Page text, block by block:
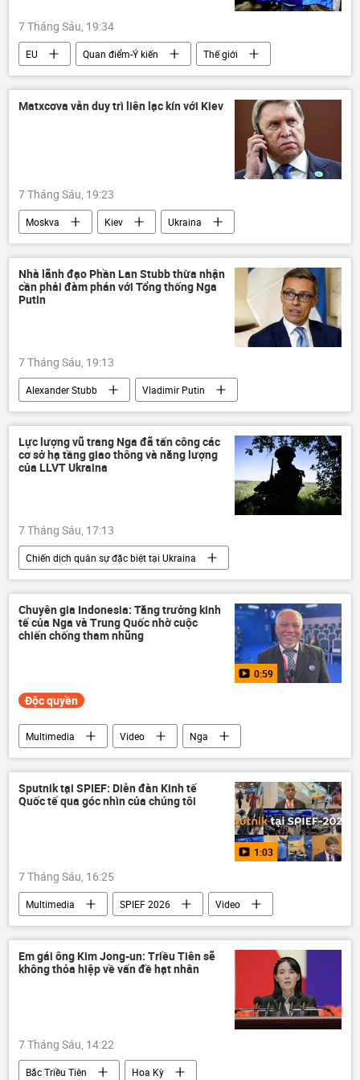
7 Tháng Sáu, 19:34
EU Quan điểm-Ý kiến
Thế giới
Kinh tế
Thụy Điển
Thụy Sĩ
phương Tây
Matxcơva vẫn duy trì liên lạc kín với Kiev
7 Tháng Sáu, 19:23
Moskva Kiev
Ukraina
Nga
Vladimir Zelensky
Yury Ushakov
Thế giới
SPIEF 2026
St. Petersburg
Nhà lãnh đạo Phần Lan Stubb thừa nhận
cần phải đàm phán với Tổng thống Nga
Putin
7 Tháng Sáu, 19:13
Alexander Stubb
Vladimir Putin
Nga
Phần Lan
Maria Zakharova
Châu Âu
Moskva
EU
Helsinki
phương Tây
Lực lượng vũ trang Nga đã tấn công các
cơ sở hạ tầng giao thông và năng lượng
của LLVT Ukraina
7 Tháng Sáu, 17:13
Chiến dịch quân sự đặc biệt tại Ukraina
Nga
Ukraina
xung đột quân sự
Quân sự
Thế giới
Donbass
LNR
DNR
Bộ Quốc phòng Nga
Chuyên gia Indonesia: Tăng trưởng kinh
tế của Nga và Trung Quốc nhờ cuộc
chiến chống tham nhũng
0:59
Độc quyền
Multimedia Video
Nga
Kinh tế
Trung Quốc
Thế giới
Chính trị
SPIEF 2026 Indonesia
Sputnik tại SPIEF: Diễn đàn Kinh tế
Quốc tế qua góc nhìn của chúng tôi
1:03
7 Tháng Sáu, 16:25
Multimedia SPIEF 2026
Video
Thế giới
Nga
Diễn đàn Kinh tế Quốc tế St. Petersburg
Sputnik
Em gái ông Kim Jong-un: Triều Tiên sẽ
không thỏa hiệp về vấn đề hạt nhân
7 Tháng Sáu, 14:22
Bắc Triều Tiên Hoa Kỳ